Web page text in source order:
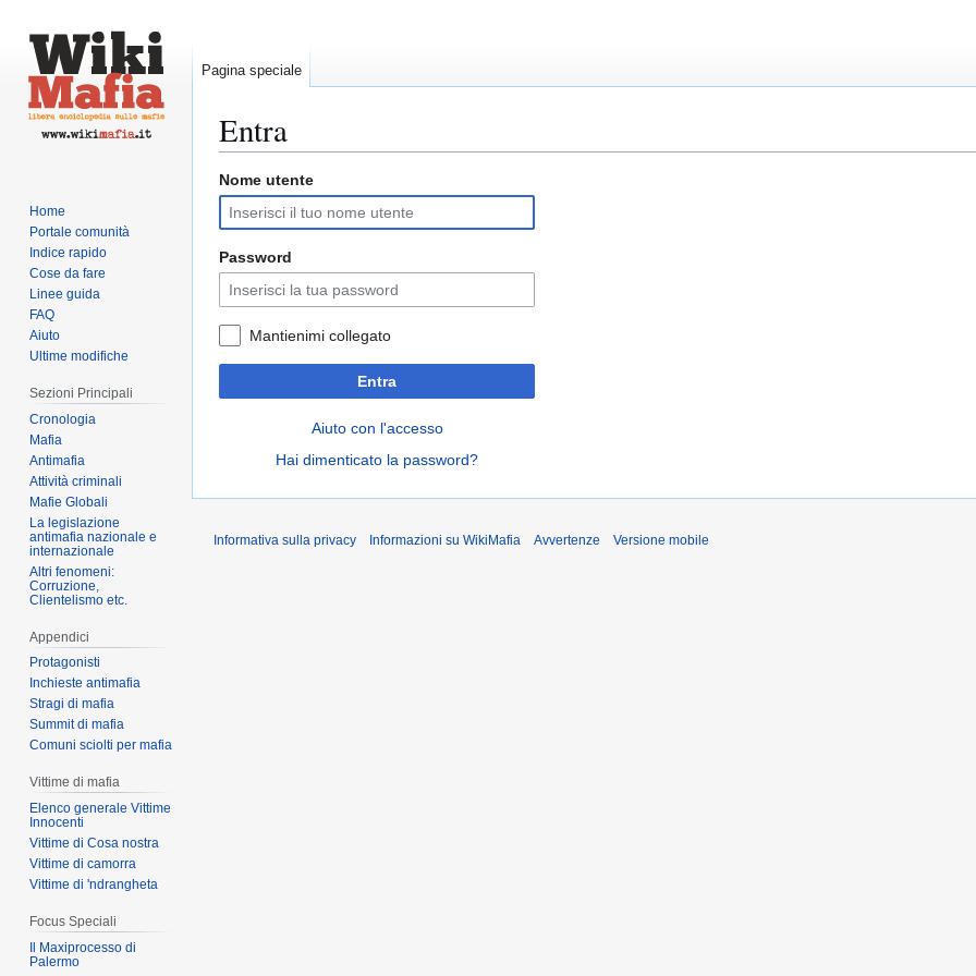
Entra
Vai
alla
navigazione
Vai
alla
ricerca
Nome utente
Password
Mantienimi collegato
Entra
Aiuto con l'accesso
Hai dimenticato la password?
Pagina speciale
Home
Portale comunità
Indice rapido
Cose da fare
Linee guida
FAQ
Aiuto
Ultime modifiche
Sezioni Principali
Cronologia
Mafia
Antimafia
Attività criminali
Mafie Globali
La legislazione
antimafia nazionale e
internazionale
Altri fenomeni:
Corruzione,
Clientelismo etc.
Appendici
Protagonisti
Inchieste antimafia
Stragi di mafia
Summit di mafia
Comuni sciolti per mafia
Vittime di mafia
Elenco generale Vittime
Innocenti
Vittime di Cosa nostra
Vittime di camorra
Vittime di 'ndrangheta
Focus Speciali
Il Maxiprocesso di
Palermo
Informativa sulla privacy Informazioni su WikiMafia Avvertenze Versione mobile